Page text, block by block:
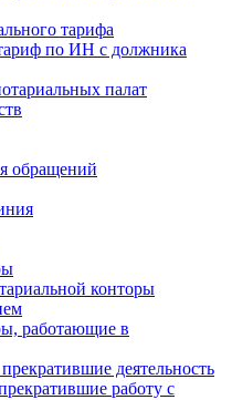
тарифа
по ИН с должника
палат
обращений
конторы
работающие в
деятельность
работу с